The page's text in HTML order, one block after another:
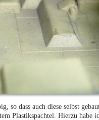
so dass auch diese selbst
Plastikspachtel. Hierzu